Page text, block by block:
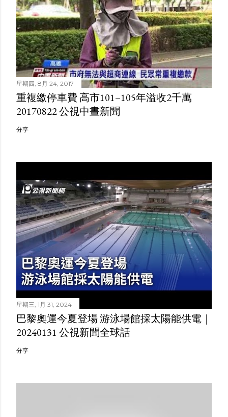
星期四, 8月 24, 2017
重複繳停車費 高市101–105年溢收2千萬
20170822 公視中晝新聞
分享
星期三, 1月 31, 2024
巴黎奧運今夏登場 游泳場館採太陽能供電｜
20240131 公視新聞全球話
分享